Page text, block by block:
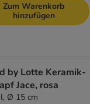
Zum Warenkorb
hinzufügen
by Lotte Keramik-
Jace, rosa
Ø 15 cm